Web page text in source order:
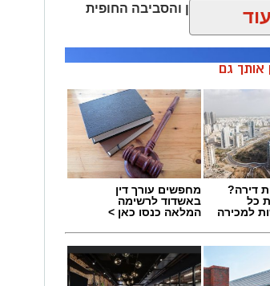
הים התיכון והסביבה החופית
ומגבשת.
אותך גם
דירה?
כל
למכירה
מחפשים עורך דין
באשדוד לרשימה
המלאה כנסו כאן >